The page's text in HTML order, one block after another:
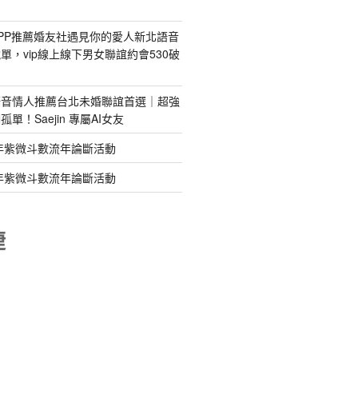
推薦婚友社遇見你的愛人新北語音
，vip線上線下男女聯誼約會530破
情人推薦台北未婚聯誼首選｜超強
單！Saejin 專屬AI女友
微斗數流年論斷活動
微斗數流年論斷活動